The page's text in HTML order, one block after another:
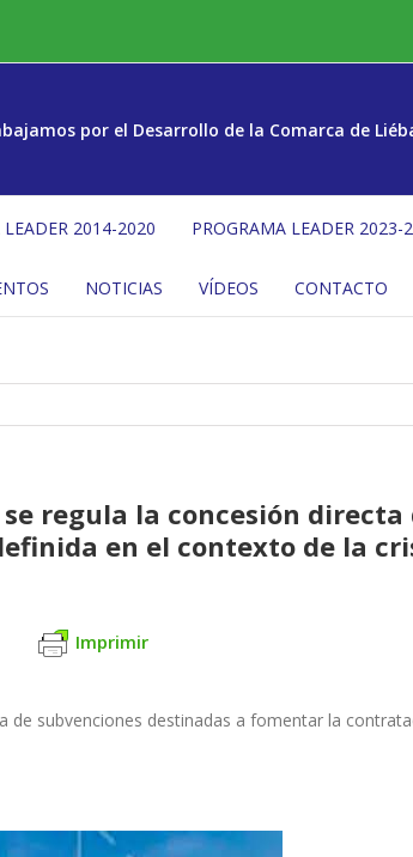
por el Desarrollo de la Comarca de
LEADER 2014-2020 PROGRAMA LEADER 2023-
NOTICIAS VÍDEOS CONTACTO
regula la concesión
en el contexto de la
Imprimir
subvenciones destinadas a fomentar la